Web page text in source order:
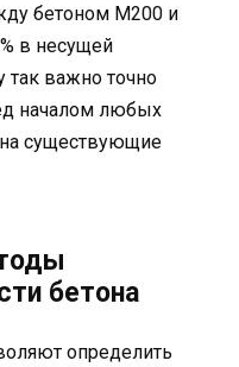
бетоном М200 и
в несущей
так важно точно
началом любых
на существующие
бетона
определить